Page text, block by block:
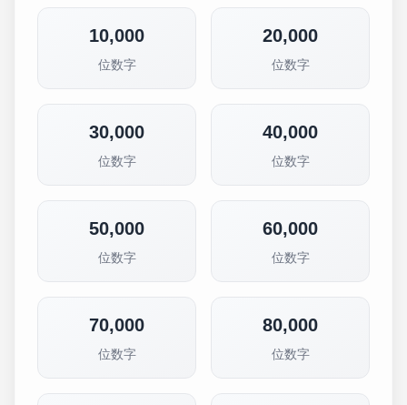
10,000
位数字
20,000
位数字
30,000
位数字
40,000
位数字
50,000
位数字
60,000
位数字
70,000
位数字
80,000
位数字